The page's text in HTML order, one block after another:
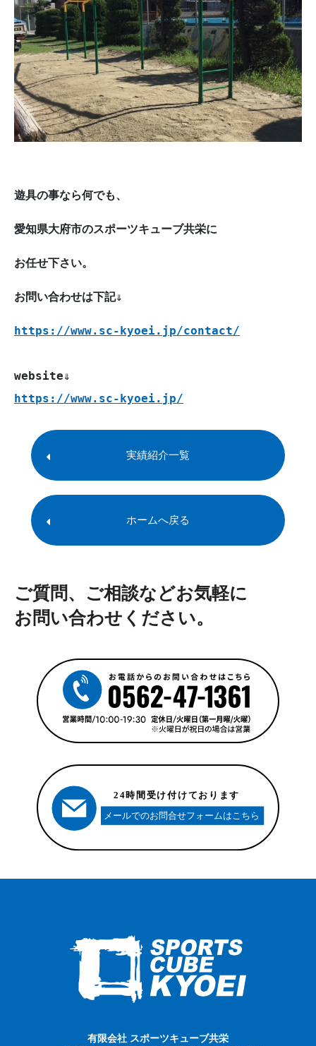
遊具の事なら何でも、
愛知県大府市のスポーツキューブ共栄に
お任せ下さい。
お問い合わせは下記⇓
https://www.sc-kyoei.jp/contact/
https://www.sc-kyoei.jp/
実績紹介一覧
ホームへ戻る
ご質問、ご相談などお気軽に
お問い合わせください。
有限会社 スポーツキューブ共栄